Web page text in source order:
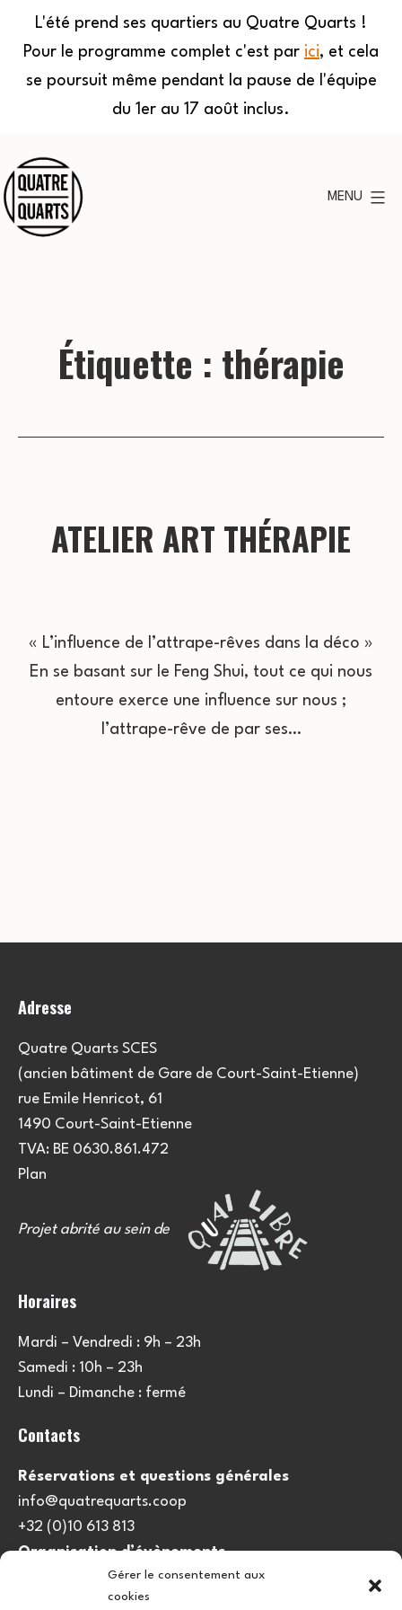
L'été prend ses quartiers au Quatre Quarts !
Pour le programme complet c'est par ici, et cela
se poursuit même pendant la pause de l'équipe
du 1er au 17 août inclus.
Gérer le consentement aux
cookies
au
contenu
MENU
Étiquette : thérapie
ATELIER ART THÉRAPIE
« L’influence de l’attrape-rêves dans la déco »
En se basant sur le Feng Shui, tout ce qui nous
entoure exerce une influence sur nous ;
l’attrape-rêve de par ses…
Adresse
Quatre Quarts SCES
(ancien bâtiment de Gare de Court-Saint-Etienne)
rue Emile Henricot, 61
1490 Court-Saint-Etienne
TVA: BE 0630.861.472
Plan
Projet abrité au sein de
Horaires
Mardi – Vendredi : 9h – 23h
Samedi : 10h – 23h
Lundi – Dimanche : fermé
Contacts
Réservations et questions générales
info@quatrequarts.coop
+32 (0)10 613 813
Organisation d’évènements
viedulieu@quatrequarts.coop